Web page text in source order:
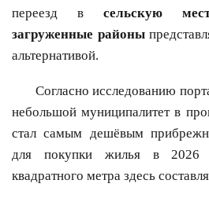
переезд в сельскую
загруженные районы
альтернативой.
Согласно исследованию
небольшой муниципалитет в
стал самым дешёвым
для покупки жилья в 2026
квадратного метра здесь